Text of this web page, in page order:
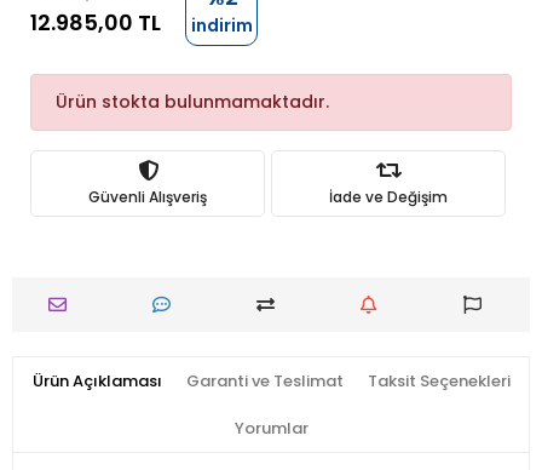
12.985,00 TL indirim
Ürün stokta bulunmamaktadır.
Güvenli Alışveriş İade ve Değişim
Ürün Açıklaması Garanti ve Teslimat Taksit Seçenekleri
Yorumlar